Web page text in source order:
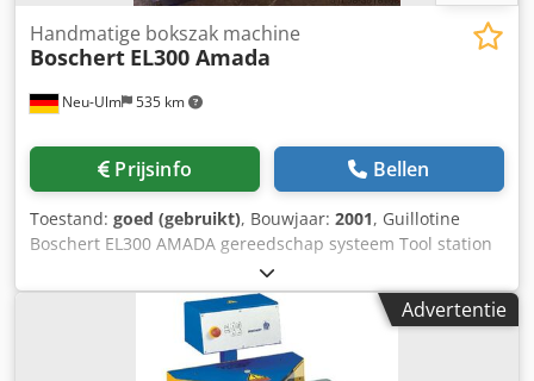
Neu-Ulm 535 km
Handmatige bokszak machine
Boschert EL300 Amada
Prijsinfo Bellen
Toestand: goed (gebruikt), Bouwjaar: 2001, Guillotine
Boschert EL300 AMADA gereedschap systeem Tool station
D diameter 88,9 mm Nieuwe tool adapter A / B / C station
Ponsen vermogen: 280 kN (28 ton) Ponsen arm RADIUS-350
mm Kant stop 500 mm rechts/links Diepte meten met
digitaal display Cedodnny Ropfx Aqxerf Pagina aanvallen
nieuwe, Gewicht 2300 kg
Advertentie